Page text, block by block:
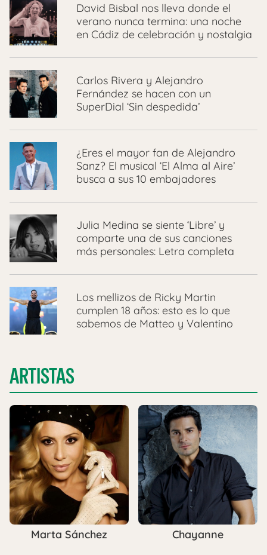
David Bisbal nos lleva donde el
verano nunca termina: una noche
en Cádiz de celebración y nostalgia
Carlos Rivera y Alejandro
Fernández se hacen con un
SuperDial ‘Sin despedida’
¿Eres el mayor fan de Alejandro
Sanz? El musical ‘El Alma al Aire’
busca a sus 10 embajadores
Julia Medina se siente ‘Libre’ y
comparte una de sus canciones
más personales: Letra completa
Los mellizos de Ricky Martin
cumplen 18 años: esto es lo que
sabemos de Matteo y Valentino
ARTISTAS
Marta Sánchez Chayanne